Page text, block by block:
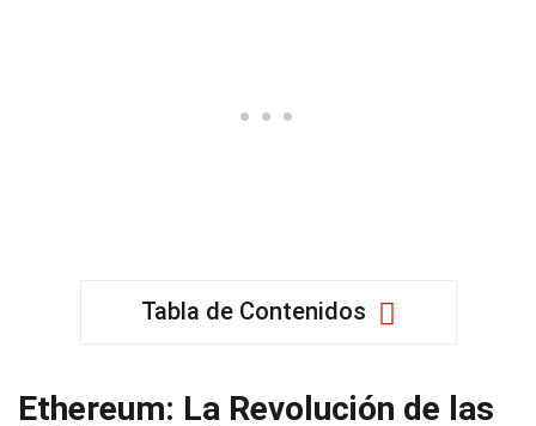
Tabla de Contenidos
Ethereum: La Revolución de las